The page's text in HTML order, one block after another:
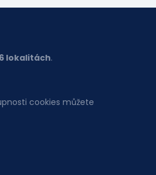
lokalitách.
cookies můžete